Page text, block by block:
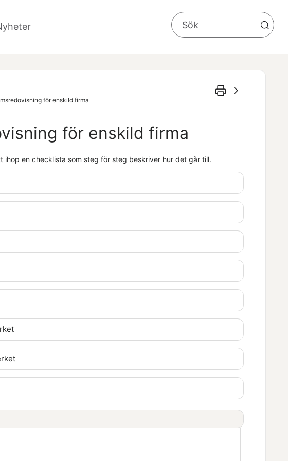
för enskild firma
för enskild firma
ihop en checklista som steg för steg beskriver hur det går till.